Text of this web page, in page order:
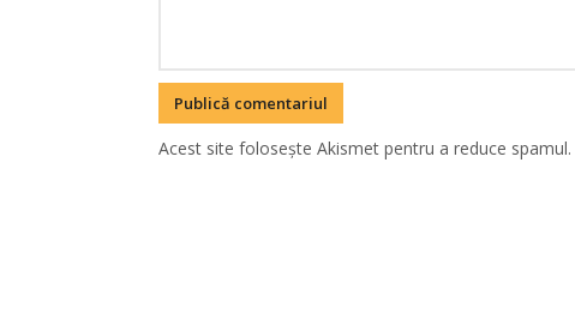
Acest site folosește Akismet pentru a reduce spamul.